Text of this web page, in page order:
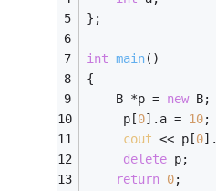
};
int main()
{
	B *p =
new B;
	 p[
0].a = 10;
cout << p[0
delete p;
return 0;